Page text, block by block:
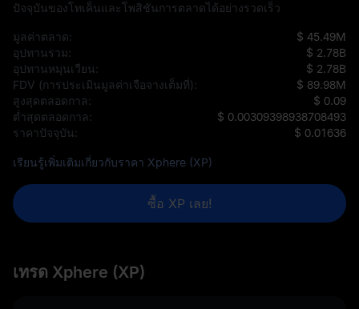
ปัจจุบันของโทเค็นและโพสิชันการตลาดได้อย่างรวดเร็ว
มูลค่าตลาด:
$ 45.49M
อุปทานรวม:
$ 2.78B
อุปทานหมุนเวียน:
$ 2.78B
FDV (การประเมินมูลค่าเจือจางเต็มที่):
$ 89.98M
สูงสุดตลอดกาล:
$ 0.09
ต่ำสุดตลอดกาล:
$ 0.00309398938708493
ราคาปัจจุบัน:
$ 0.01636
เรียนรู้เพิ่มเติมเกี่ยวกับราคา Xphere (XP)
ซื้อ XP เลย!
เทรด Xphere (XP)